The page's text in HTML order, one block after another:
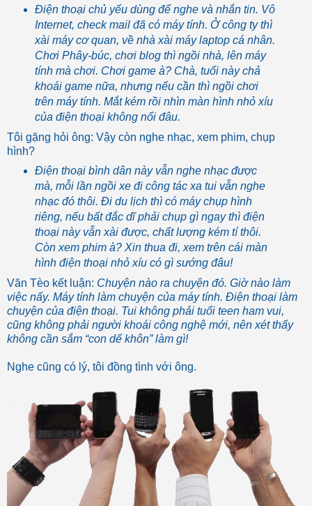
Điện thoại chủ yếu dùng để nghe và nhắn tin. Vô
Internet, check mail đã có máy tính. Ở công ty thì
xài máy cơ quan, về nhà xài máy laptop cá nhân.
Chơi Phây-búc, chơi blog thì ngồi nhà, lên máy
tính mà chơi. Chơi game à? Chà, tuổi này chả
khoái game nữa, nhưng nếu cần thì ngồi chơi
trên máy tính. Mắt kém rồi nhìn màn hình nhỏ xíu
của điện thoại không nổi đâu.
Tôi gặng hỏi ông: Vậy còn nghe nhạc, xem phim, chụp
hình?
Điện thoại bình dân này vẫn nghe nhạc được
mà, mỗi lần ngồi xe đi công tác xa tui vẫn nghe
nhạc đó thôi. Đi du lịch thì có máy chụp hình
riêng, nếu bất đắc dĩ phải chụp gì ngay thì điện
thoại này vẫn xài được, chất lượng kém tí thôi.
Còn xem phim à? Xin thua đi, xem trên cái màn
hình điện thoại nhỏ xíu có gì sướng đâu!
Văn Tèo kết luận: Chuyện nào ra chuyện đó. Giờ nào làm
việc nấy. Máy tính làm chuyện của máy tính. Điện thoại làm
chuyện của điện thoại. Tui không phải tuổi teen ham vui,
cũng không phải người khoái công nghệ mới, nên xét thấy
không cần sắm “con dế khôn” làm gì!
Nghe cũng có lý, tôi đồng tình với ông.